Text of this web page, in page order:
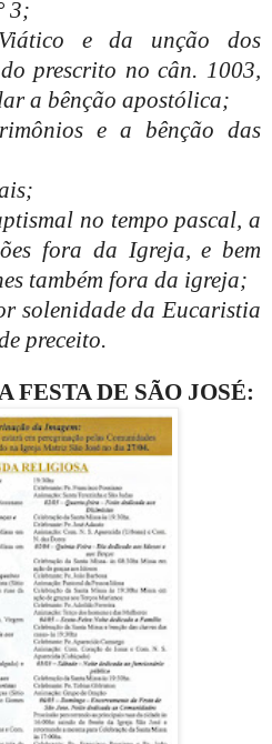
3;
e da unção dos
prescrito no cân. 1003,
a bênção apostólica;
e a bênção das
no tempo pascal, a
fora da Igreja, e bem
também fora da igreja;
solenidade da Eucaristia
preceito.
FESTA DE SÃO JOSÉ: